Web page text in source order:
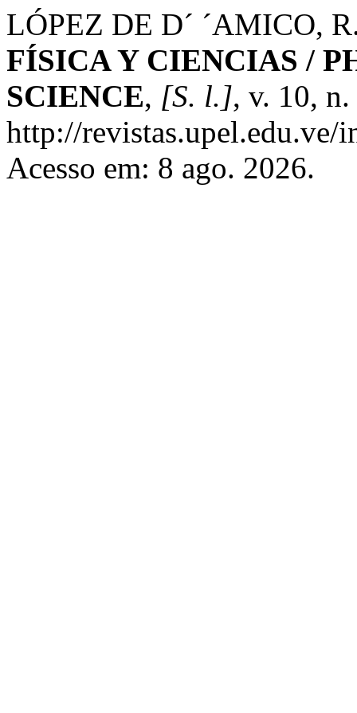
LÓPEZ DE D´ ´AMICO,
FÍSICA Y CIENCIAS /
SCIENCE, [S. l.], v. 10,
http://
Acesso em: 8 ago. 2026.